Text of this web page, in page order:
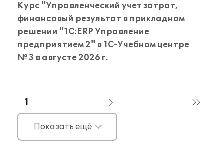
Курс "Управленческий учет затрат,
финансовый результат в прикладном
решении "1С:ERP Управление
предприятием 2" в 1С-Учебном центре
№3 в августе 2026 г.
Показать ещё
1